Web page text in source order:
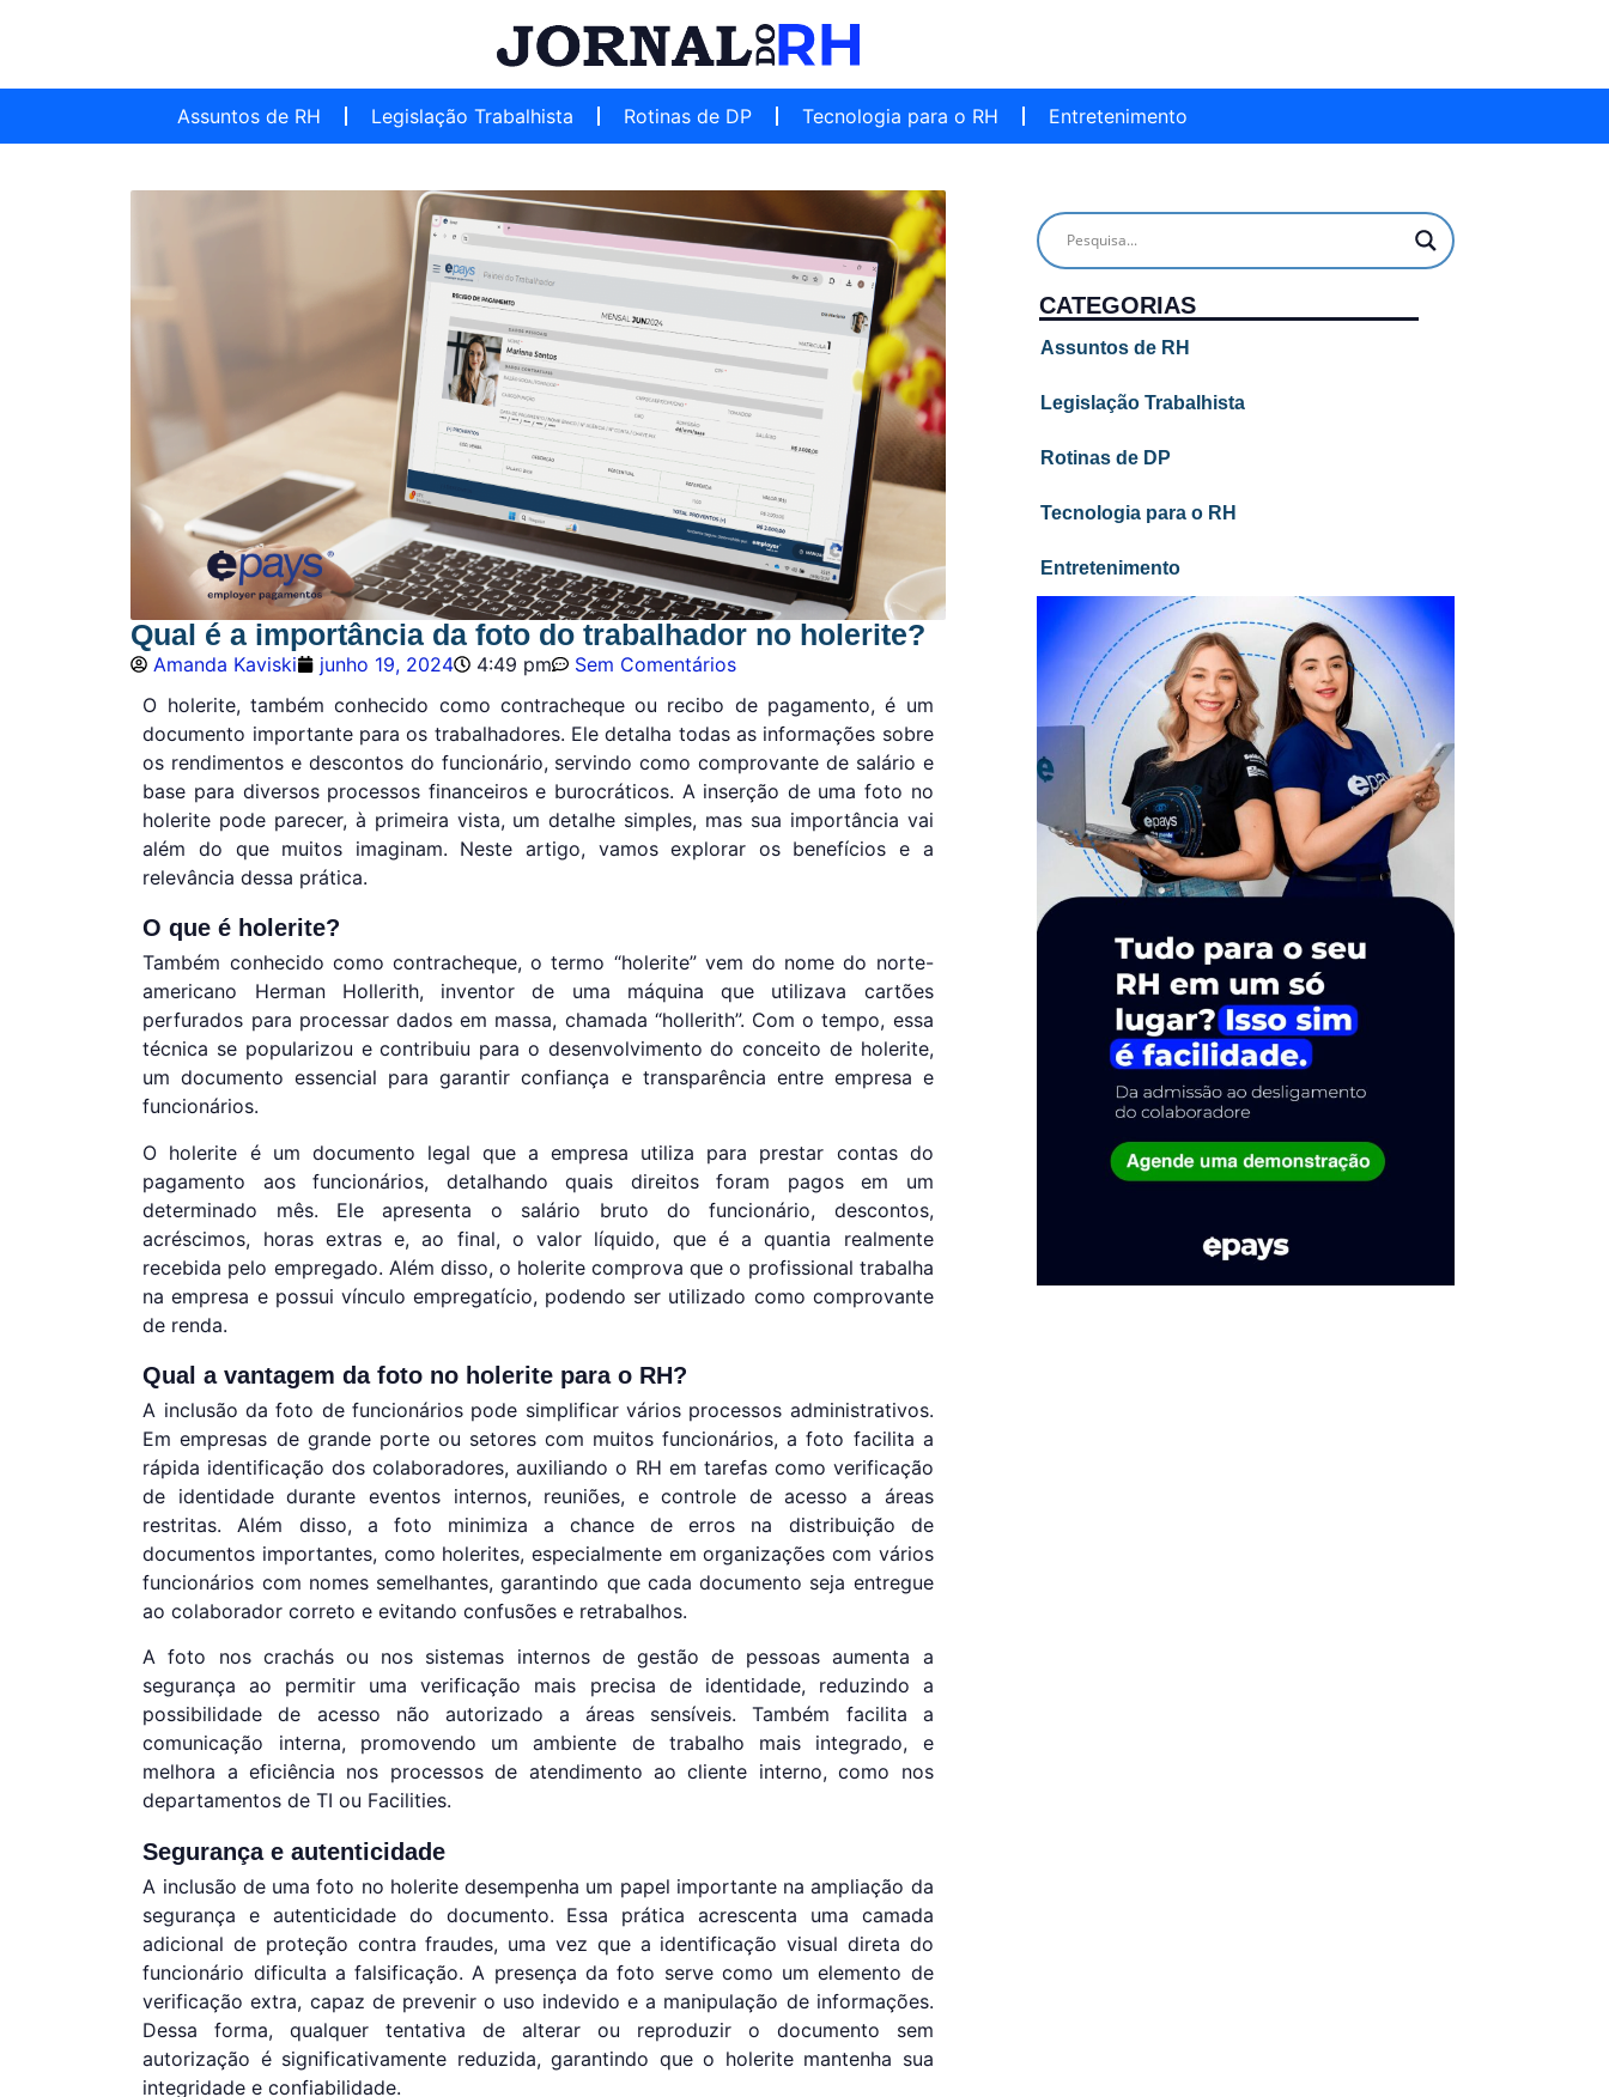
Assuntos de RH Legislação Trabalhista Rotinas de DP Tecnologia para o RH Entretenimento
Qual é a importância da foto do trabalhador no holerite?
Amanda Kaviski junho 19, 2024 4:49 pm
Sem Comentários
O holerite, também conhecido como contracheque ou recibo de pagamento, é um
documento importante para os trabalhadores. Ele detalha todas as informações sobre
os rendimentos e descontos do funcionário, servindo como comprovante de salário e
base para diversos processos financeiros e burocráticos. A inserção de uma foto no
holerite pode parecer, à primeira vista, um detalhe simples, mas sua importância vai
além do que muitos imaginam. Neste artigo, vamos explorar os benefícios e a
relevância dessa prática.
O que é holerite?
Também conhecido como contracheque, o termo “holerite” vem do nome do norte-
americano Herman Hollerith, inventor de uma máquina que utilizava cartões
perfurados para processar dados em massa, chamada “hollerith”. Com o tempo, essa
técnica se popularizou e contribuiu para o desenvolvimento do conceito de holerite,
um documento essencial para garantir confiança e transparência entre empresa e
funcionários.
O holerite é um documento legal que a empresa utiliza para prestar contas do
pagamento aos funcionários, detalhando quais direitos foram pagos em um
determinado mês. Ele apresenta o salário bruto do funcionário, descontos,
acréscimos, horas extras e, ao final, o valor líquido, que é a quantia realmente
recebida pelo empregado. Além disso, o holerite comprova que o profissional trabalha
na empresa e possui vínculo empregatício, podendo ser utilizado como comprovante
de renda.
Qual a vantagem da foto no holerite para o RH?
A inclusão da foto de funcionários pode simplificar vários processos administrativos.
Em empresas de grande porte ou setores com muitos funcionários, a foto facilita a
rápida identificação dos colaboradores, auxiliando o RH em tarefas como verificação
de identidade durante eventos internos, reuniões, e controle de acesso a áreas
restritas. Além disso, a foto minimiza a chance de erros na distribuição de
documentos importantes, como holerites, especialmente em organizações com vários
funcionários com nomes semelhantes, garantindo que cada documento seja entregue
ao colaborador correto e evitando confusões e retrabalhos.
A foto nos crachás ou nos sistemas internos de gestão de pessoas aumenta a
segurança ao permitir uma verificação mais precisa de identidade, reduzindo a
possibilidade de acesso não autorizado a áreas sensíveis. Também facilita a
comunicação interna, promovendo um ambiente de trabalho mais integrado, e
melhora a eficiência nos processos de atendimento ao cliente interno, como nos
departamentos de TI ou Facilities.
Segurança e autenticidade
A inclusão de uma foto no holerite desempenha um papel importante na ampliação da
segurança e autenticidade do documento. Essa prática acrescenta uma camada
adicional de proteção contra fraudes, uma vez que a identificação visual direta do
funcionário dificulta a falsificação. A presença da foto serve como um elemento de
verificação extra, capaz de prevenir o uso indevido e a manipulação de informações.
Dessa forma, qualquer tentativa de alterar ou reproduzir o documento sem
autorização é significativamente reduzida, garantindo que o holerite mantenha sua
integridade e confiabilidade.
CATEGORIAS
Assuntos de RH
Legislação Trabalhista
Rotinas de DP
Tecnologia para o RH
Entretenimento